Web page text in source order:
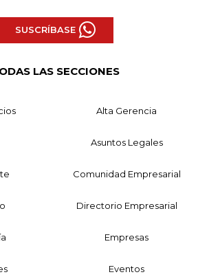
SUSCRÍBASE
LAS SECCIONES
Alta Gerencia
Asuntos Legales
Comunidad Empresarial
Directorio Empresarial
Empresas
Eventos